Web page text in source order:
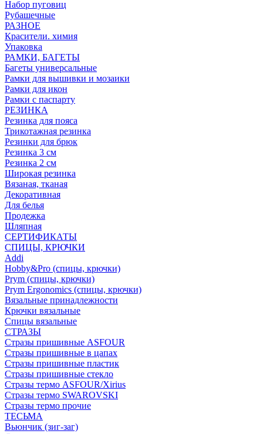
Набор пуговиц
Рубашечные
РАЗНОЕ
Красители. химия
Упаковка
РАМКИ, БАГЕТЫ
Багеты универсальные
Рамки для вышивки и мозаики
Рамки для икон
Рамки с паспарту
РЕЗИНКА
Резинка для пояса
Трикотажная резинка
Резинки для брюк
Резинка 3 см
Резинка 2 см
Широкая резинка
Вязаная, тканая
Декоративная
Для белья
Продежка
Шляпная
СЕРТИФИКАТЫ
СПИЦЫ, КРЮЧКИ
Addi
Hobby&Pro (спицы, крючки)
Prym (спицы, крючки)
Prym Ergonomics (спицы, крючки)
Вязальные принадлежности
Крючки вязальные
Спицы вязальные
СТРАЗЫ
Стразы пришивные ASFOUR
Стразы пришивные в цапах
Стразы пришивные пластик
Стразы пришивные стекло
Стразы термо ASFOUR/Xirius
Стразы термо SWAROVSKI
Стразы термо прочие
ТЕСЬМА
Вьюнчик (зиг-заг)